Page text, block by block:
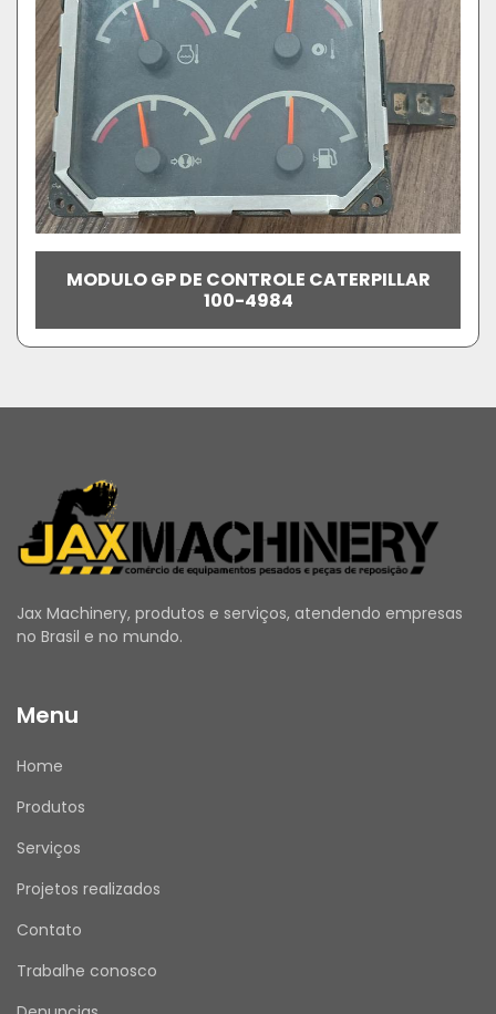
MODULO GP DE CONTROLE CATERPILLAR
100-4984
Jax Machinery, produtos e serviços, atendendo empresas
no Brasil e no mundo.
Menu
Home
Produtos
Serviços
Projetos realizados
Contato
Trabalhe conosco